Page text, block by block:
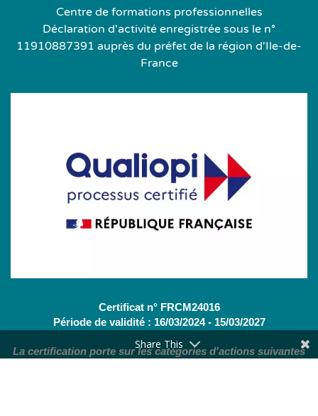
Centre de formations professionnelles
Déclaration d'activité enregistrée sous le n°
11910887391 auprès du préfet de la région d'Ile-de-
France
Certificat n° FRCM24016
Période de validité : 16/03/2024 - 15/03/2027
La certification porte sur les catégories d'actions suivantes
Share This